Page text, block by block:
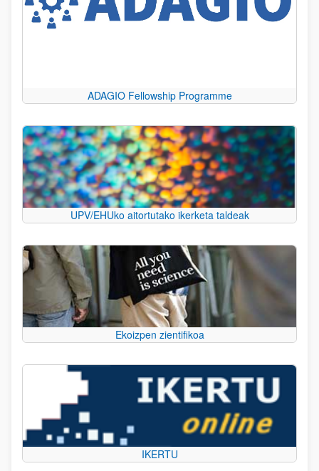
ADAGIO Fellowship Programme
UPV/EHUko aitortutako ikerketa taldeak
Ekoizpen zientifikoa
IKERTU